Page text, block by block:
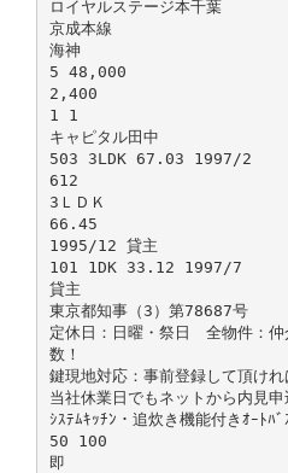
ロイヤルステージ本千葉
京成本線
海神
5 48,000
2,400
1 1
キャピタル田中
503 3LDK 67.03 1997/2
612
3ＬＤＫ
66.45
1995/12 貸主
101 1DK 33.12 1997/7
貸主
東京都知事（3）第78687号
定休日：日曜・祭日 全物件：
数！
鍵現地対応：事前登録して頂けれ
当社休業日でもネットから内見申
ｼｽﾃﾑｷｯﾁﾝ・追炊き機能付きｵｰﾄﾊﾞ
50 100
即